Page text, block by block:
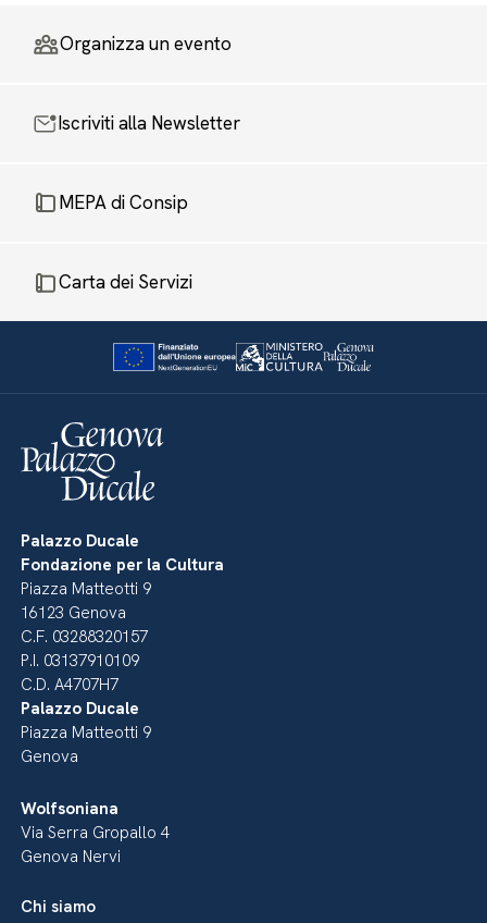
Organizza un evento
Iscriviti alla Newsletter
MEPA di Consip
Carta dei Servizi
Palazzo Ducale
Fondazione per la Cultura
Piazza Matteotti 9
16123 Genova
C.F. 03288320157
P.I. 03137910109
C.D. A4707H7
Palazzo Ducale
Piazza Matteotti 9
Genova
Wolfsoniana
Via Serra Gropallo 4
Genova Nervi
Chi siamo